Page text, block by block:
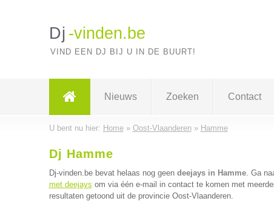
Dj -vinden.be
VIND EEN DJ BIJ U IN DE BUURT!
Nieuws Zoeken Contact
U bent nu hier: Home» Oost-Vlaanderen» Hamme
Dj Hamme
Dj-vinden.be bevat helaas nog geen deejays in Hamme. Ga
met deejays om via één e-mail in contact te komen met
resultaten getoond uit de provincie Oost-Vlaanderen.